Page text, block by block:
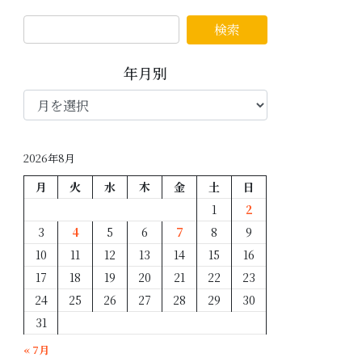
年月別
年
2026年8月
月 火 水 木 金 土
日
1
2
3
4 5 6 7 8
9
10
11 12 13 14 15
16
17
18 19 20 21 22
23
24
25 26 27 28 29
30
31
« 7月